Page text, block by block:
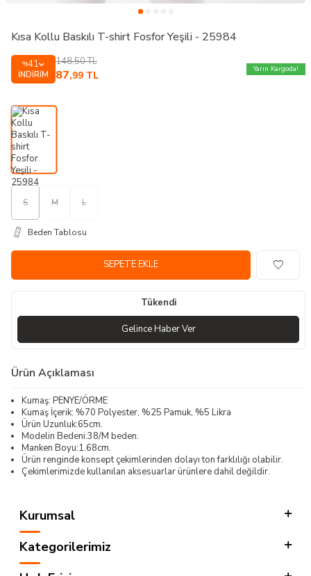
Kısa Kollu Baskılı T-shirt Fosfor Yeşili - 25984
%41
İNDIRIM
148,50TL
87,99 TL
Yarın Kargoda!
S M L
Beden Tablosu
SEPETE EKLE
Tükendi
Gelince Haber Ver
Ürün Açıklaması
Kumaş: PENYE/ÖRME
Kumaş İçerik: %70 Polyester, %25 Pamuk, %5 Likra
Ürün Uzunluk:65cm.
Modelin Bedeni:38/M beden.
Manken Boyu:1.68cm.
Ürün renginde konsept çekimlerinden dolayı ton farklılığı olabilir.
Çekimlerimizde kullanılan aksesuarlar ürünlere dahil değildir.
Kurumsal
Kategorilerimiz